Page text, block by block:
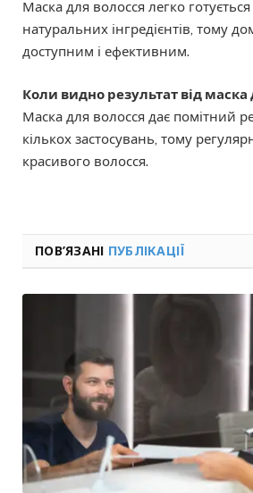
Маска для волосся легко
натуральних інгредієнтів, тому
доступним і ефективним.
Коли видно результат від маска
Маска для волосся дає помітний
кількох застосувань, тому
красивого волосся.
ПОВ’ЯЗАНІ ПУБЛІКАЦІЇ